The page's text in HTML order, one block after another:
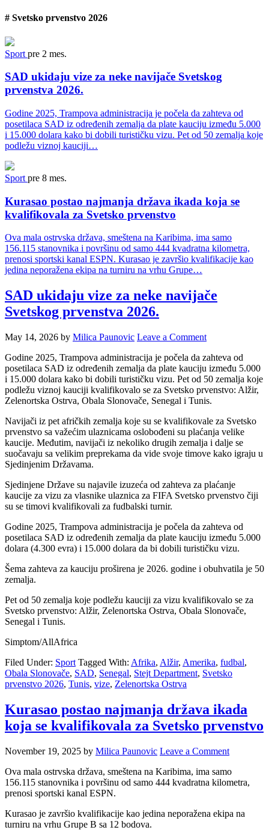
# Svetsko prvenstvo 2026
Sport pre 2 mes.
SAD ukidaju vize za neke navijače Svetskog
prvenstva 2026.
Godine 2025, Trampova administracija je počela da zahteva od
posetilaca SAD iz određenih zemalja da plate kauciju između 5.000
i 15.000 dolara kako bi dobili turističku vizu. Pet od 50 zemalja koje
podležu viznoj kauciji…
Sport pre 8 mes.
Kurasao postao najmanja država ikada koja se
kvalifikovala za Svetsko prvenstvo
Ova mala ostrvska država, smeštena na Karibima, ima samo
156.115 stanovnika i površinu od samo 444 kvadratna kilometra,
prenosi sportski kanal ESPN. Kurasao je završio kvalifikacije kao
jedina neporažena ekipa na turniru na vrhu Grupe…
SAD ukidaju vize za neke navijače
Svetskog prvenstva 2026.
May 14, 2026 by Milica Paunovic Leave a Comment
Godine 2025, Trampova administracija je počela da zahteva od
posetilaca SAD iz određenih zemalja da plate kauciju između 5.000
i 15.000 dolara kako bi dobili turističku vizu. Pet od 50 zemalja koje
podležu viznoj kauciji kvalifikovalo se za Svetsko prvenstvo: Alžir,
Zelenortska Ostrva, Obala Slonovače, Senegal i Tunis.
Navijači iz pet afričkih zemalja koje su se kvalifikovale za Svetsko
prvenstvo sa važećim ulaznicama oslobođeni su plaćanja velike
kaucije. Međutim, navijači iz nekoliko drugih zemalja i dalje se
suočavaju sa velikim preprekama da vide svoje timove kako igraju u
Sjedinjenim Državama.
Sjedinjene Države su najavile izuzeća od zahteva za plaćanje
kaucije za vizu za vlasnike ulaznica za FIFA Svetsko prvenstvo čiji
su se timovi kvalifikovali za fudbalski turnir.
Godine 2025, Trampova administracija je počela da zahteva od
posetilaca SAD iz određenih zemalja da plate kauciju između 5.000
dolara (4.300 evra) i 15.000 dolara da bi dobili turističku vizu.
Šema zahteva za kauciju proširena je 2026. godine i obuhvatila je 50
zemalja.
Pet od 50 zemalja koje podležu kauciji za vizu kvalifikovalo se za
Svetsko prvenstvo: Alžir, Zelenortska Ostrva, Obala Slonovače,
Senegal i Tunis.
Simptom/AllAfrica
Filed Under: Sport Tagged With: Afrika, Alžir, Amerika, fudbal,
Obala Slonovače, SAD, Senegal, Stejt Department, Svetsko
prvenstvo 2026, Tunis, vize, Zelenortska Ostrva
Kurasao postao najmanja država ikada
koja se kvalifikovala za Svetsko prvenstvo
November 19, 2025 by Milica Paunovic Leave a Comment
Ova mala ostrvska država, smeštena na Karibima, ima samo
156.115 stanovnika i površinu od samo 444 kvadratna kilometra,
prenosi sportski kanal ESPN.
Kurasao je završio kvalifikacije kao jedina neporažena ekipa na
turniru na vrhu Grupe B sa 12 bodova.